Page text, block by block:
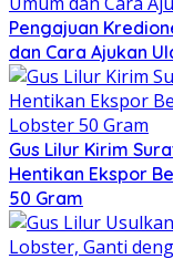
Pengajuan
dan Cara Ajukan
Gus Lilur Kirim
Hentikan Ekspor
50 Gram